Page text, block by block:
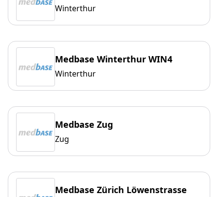
Winterthur
Medbase Winterthur WIN4
Winterthur
Medbase Zug
Zug
Medbase Zürich Löwenstrasse